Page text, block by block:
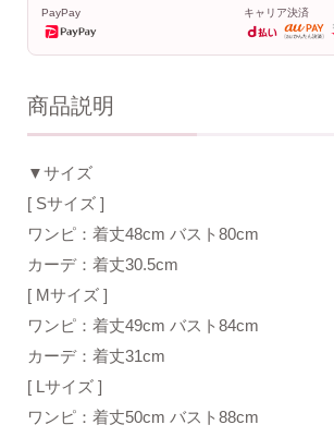
PayPay キャリア決済
商品説明
▼サイズ
[ Sサイズ ]
ワンピ：着丈48cm バスト80cm
カーデ：着丈30.5cm
[ Mサイズ ]
ワンピ：着丈49cm バスト84cm
カーデ：着丈31cm
[ Lサイズ ]
ワンピ：着丈50cm バスト88cm